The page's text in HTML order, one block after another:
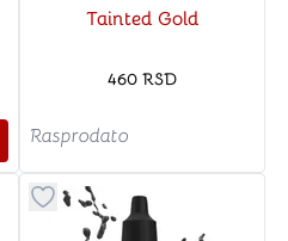
Tainted Gold
460 RSD
Rasprodato
u kategoriju omiljeno
Dugme za dodavanje stvari